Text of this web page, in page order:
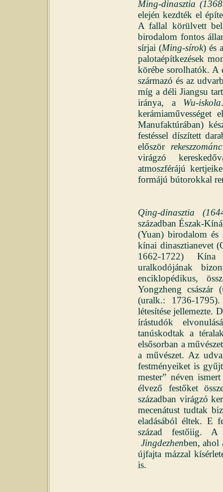
Ming-dinasztia
elején kezdték el
A fallal körülvett
birodalom fontos
sírjai (Ming-sírok) és
palotaépítkezések
körébe sorolhatók. A
származó és az
míg a déli Jiangsu
iránya, a Wu-iskola
kerámiaművességet
Manufaktúrában)
festéssel díszített
először rekeszzománc
virágzó
atmoszférájú
formájú bútorokkal
Qing-dinasztia
században Észak-
(Yuan) birodalom
kínai dinasztianevet
1662-1722) Kína
uralkodójának
enciklopédikus,
Yongzheng császár
(uralk.: 1736-
létesítése jellemezte.
írástudók
tanúskodtak a
elsősorban a
a művészet. Az
festményeiket is
mester” néven
élvező festőket
században virágzó
mecenátust tudtak
eladásából éltek. E
század festőiig. A
Jingdezhenben, ahol
újfajta mázzal
is.